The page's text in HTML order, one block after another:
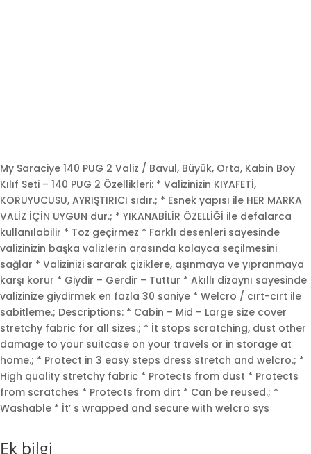
My Saraciye 140 PUG 2 Valiz / Bavul, Büyük, Orta, Kabin Boy
Kılıf Seti – 140 PUG 2 Özellikleri: * Valizinizin KIYAFETİ,
KORUYUCUSU, AYRIŞTIRICI sıdır.; * Esnek yapısı ile HER MARKA
VALİZ İÇİN UYGUN dur.; * YIKANABİLİR ÖZELLİĞİ ile defalarca
kullanılabilir * Toz geçirmez * Farklı desenleri sayesinde
valizinizin başka valizlerin arasında kolayca seçilmesini
sağlar * Valizinizi sararak çiziklere, aşınmaya ve yıpranmaya
karşı korur * Giydir – Gerdir – Tuttur * Akıllı dizaynı sayesinde
valizinize giydirmek en fazla 30 saniye * Welcro / cırt-cırt ile
sabitleme.; Descriptions: * Cabin – Mid – Large size cover
stretchy fabric for all sizes.; * İt stops scratching, dust other
damage to your suitcase on your travels or in storage at
home.; * Protect in 3 easy steps dress stretch and welcro.; *
High quality stretchy fabric * Protects from dust * Protects
from scratches * Protects from dirt * Can be reused.; *
Washable * İt’ s wrapped and secure with welcro sys
Ek bilgi